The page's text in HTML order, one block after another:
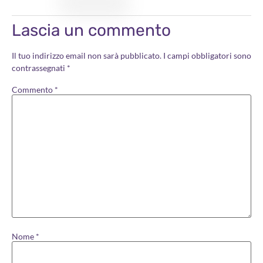
Lascia un commento
Il tuo indirizzo email non sarà pubblicato. I campi obbligatori sono
contrassegnati *
Commento *
Nome *